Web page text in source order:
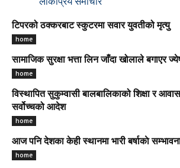
टिपरको ठक्करबाट स्कुटरमा सवार युवतीको मृत्यु
home
सामाजिक सुरक्षा भत्ता लिन जाँदा खोलाले बगाएर
home
विस्थापित सुकुम्वासी बालबालिकाको शिक्षा र
सर्वोच्चको आदेश
home
आज पनि देशका केही स्थानमा भारी बर्षाकाे
home